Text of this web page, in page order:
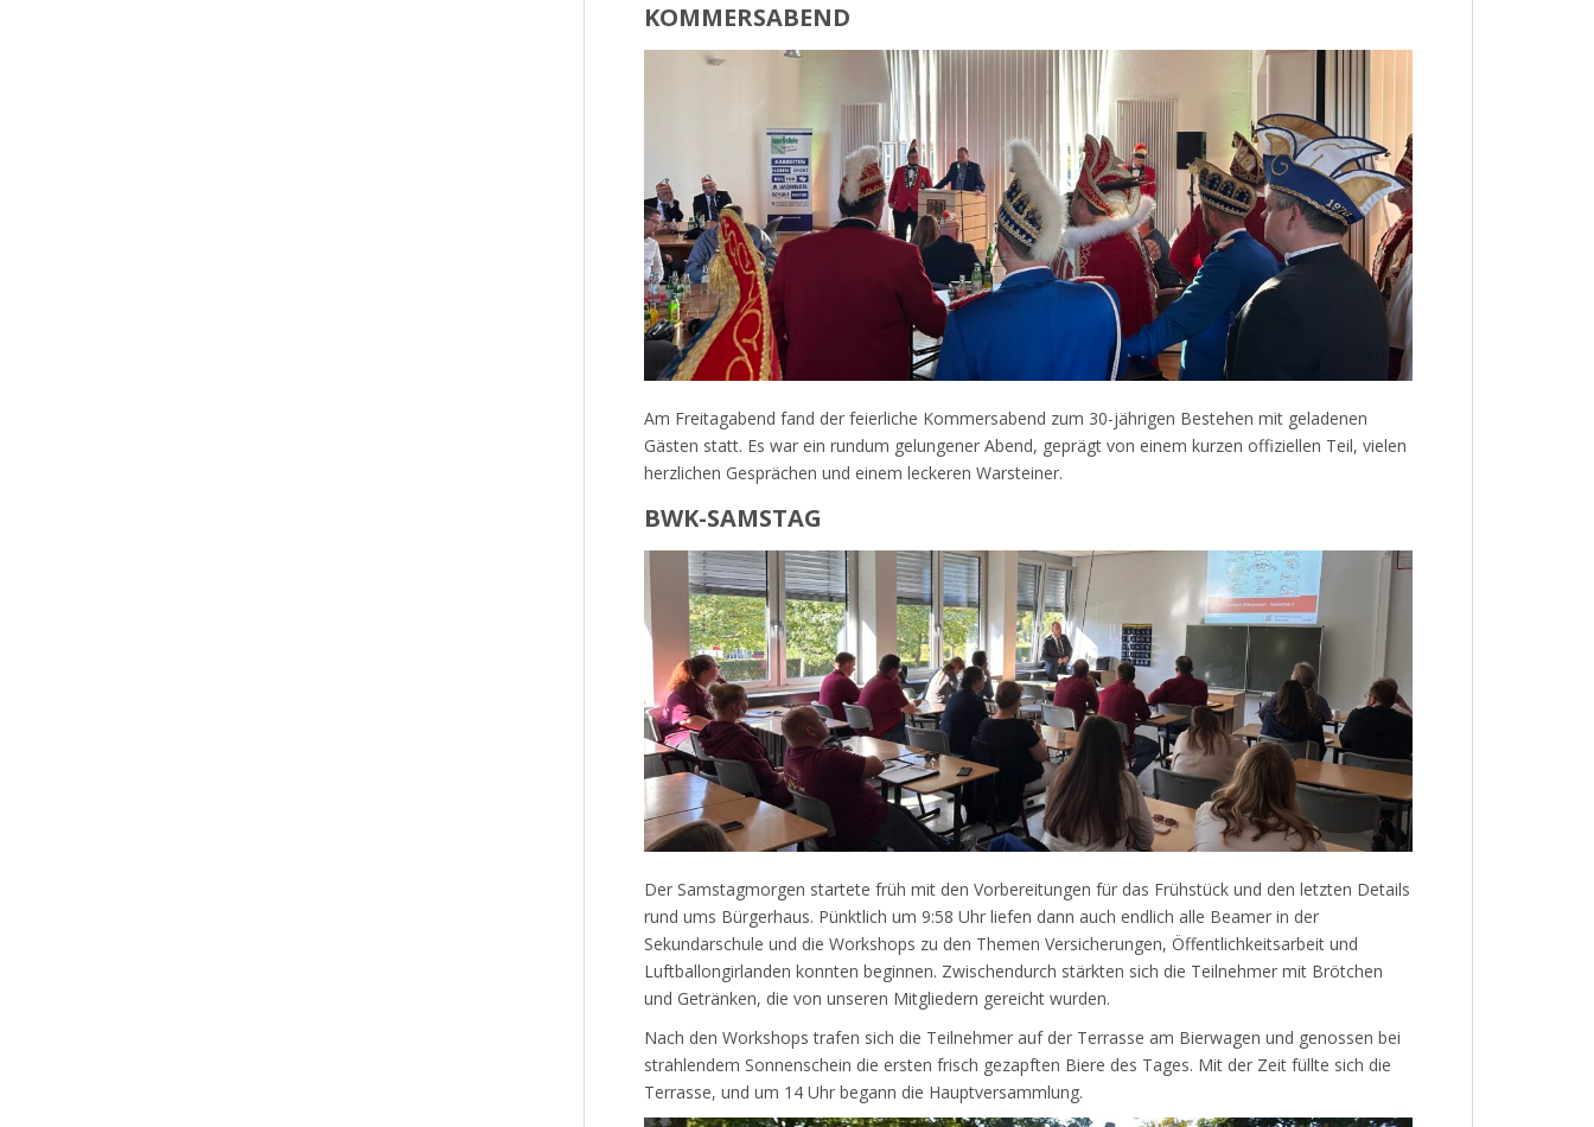
KOMMERSABEND
Am Freitagabend fand der feierliche Kommersabend zum 30-jährigen Bestehen mit geladenen
Gästen statt. Es war ein rundum gelungener Abend, geprägt von einem kurzen offiziellen Teil, vielen
herzlichen Gesprächen und einem leckeren Warsteiner.
BWK-SAMSTAG
Der Samstagmorgen startete früh mit den Vorbereitungen für das Frühstück und den letzten Details
rund ums Bürgerhaus. Pünktlich um 9:58 Uhr liefen dann auch endlich alle Beamer in der
Sekundarschule und die Workshops zu den Themen Versicherungen, Öffentlichkeitsarbeit und
Luftballongirlanden konnten beginnen. Zwischendurch stärkten sich die Teilnehmer mit Brötchen
und Getränken, die von unseren Mitgliedern gereicht wurden.
Nach den Workshops trafen sich die Teilnehmer auf der Terrasse am Bierwagen und genossen bei
strahlendem Sonnenschein die ersten frisch gezapften Biere des Tages. Mit der Zeit füllte sich die
Terrasse, und um 14 Uhr begann die Hauptversammlung.